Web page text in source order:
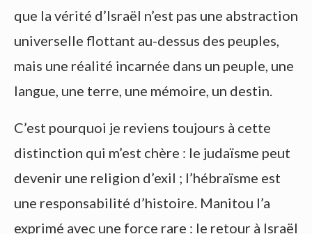
que la vérité d’Israël n’est pas une abstraction
universelle flottant au-dessus des peuples,
mais une réalité incarnée dans un peuple, une
langue, une terre, une mémoire, un destin.
C’est pourquoi je reviens toujours à cette
distinction qui m’est chère : le judaïsme peut
devenir une religion d’exil ; l’hébraïsme est
une responsabilité d’histoire. Manitou l’a
exprimé avec une force rare : le retour à Israël